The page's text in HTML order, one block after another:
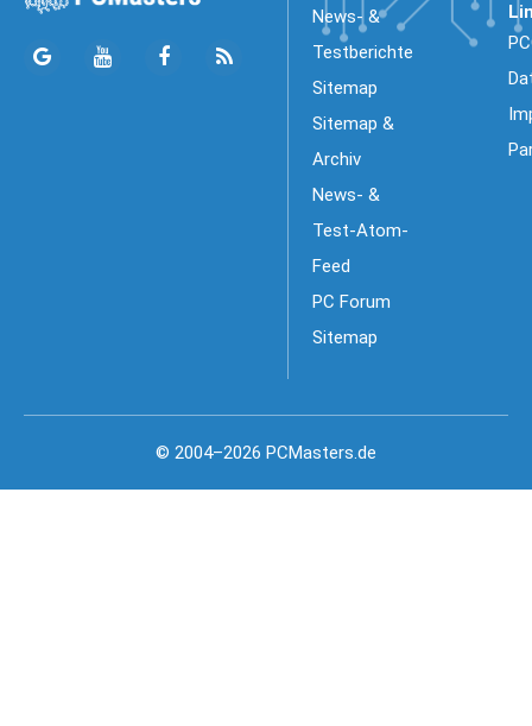
News- &
Testberichte
Sitemap
Sitemap &
Archiv
News- &
Test-Atom-
Feed
PC Forum
Sitemap
© 2004–2026 PCMasters.de